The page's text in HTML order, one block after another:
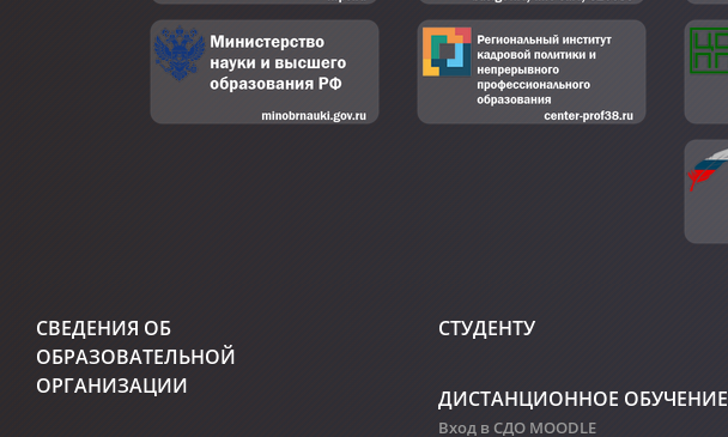
СВЕДЕНИЯ ОБ
ОБРАЗОВАТЕЛЬНОЙ
ОРГАНИЗАЦИИ
СТУДЕНТУ
ДИСТАНЦИОННОЕ ОБУЧЕНИЕ
Вход в СДО MOODLE